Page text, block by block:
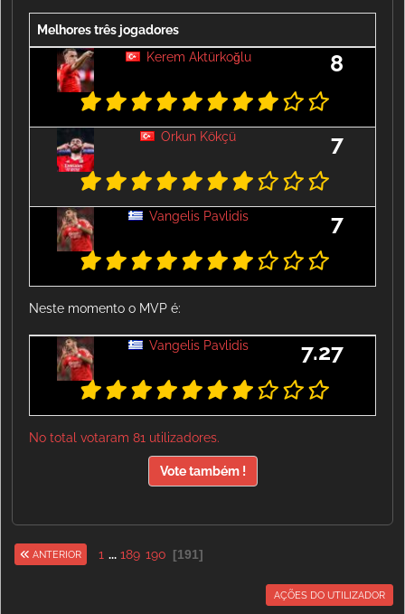
Melhores três jogadores
Kerem Aktürkoğlu
8
Orkun Kökçü 7
Vangelis Pavlidis 7
Neste momento o MVP é:
Vangelis Pavlidis 7.27
No total votaram 81 utilizadores.
Vote também !
ANTERIOR 1 ... 189 190 191
AÇÕES DO UTILIZADOR